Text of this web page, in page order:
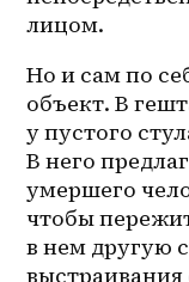
лицом.
Но и сам по
объект. В
у пустого
В него
умершего
чтобы
в нем другую
выстраивания